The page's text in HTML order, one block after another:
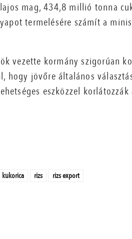
mag, 434,8 millió tonna
termelésére számít a
vezette kormány szigorúan
jövőre általános
eszközzel
kukorica rizs rizs export